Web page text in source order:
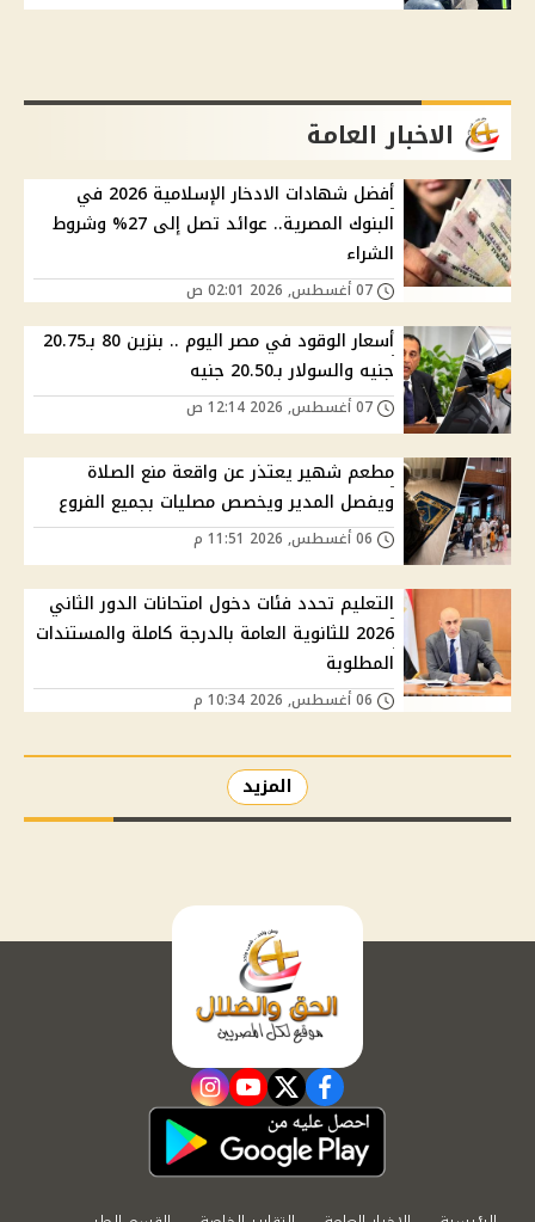
الاخبار العامة
أفضل شهادات الادخار الإسلامية 2026 في
البنوك المصرية.. عوائد تصل إلى 27% وشروط
الشراء
أسعار الوقود في مصر اليوم .. بنزين 80 بـ20.75
جنيه والسولار بـ20.50 جنيه
مطعم شهير يعتذر عن واقعة منع الصلاة
ويفصل المدير ويخصص مصليات بجميع الفروع
التعليم تحدد فئات دخول امتحانات الدور الثاني
2026 للثانوية العامة بالدرجة كاملة والمستندات
المطلوبة
المزيد
facebook
twitter
youtube
instagram